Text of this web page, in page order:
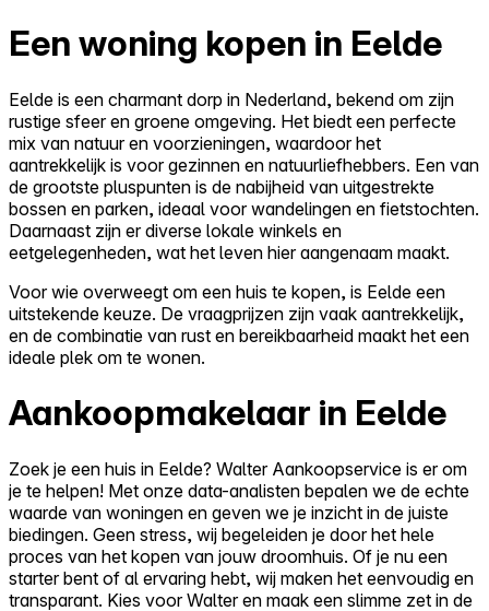
Een woning kopen in Eelde
Eelde is een charmant dorp in Nederland, bekend om zijn
rustige sfeer en groene omgeving. Het biedt een perfecte
mix van natuur en voorzieningen, waardoor het
aantrekkelijk is voor gezinnen en natuurliefhebbers. Een van
de grootste pluspunten is de nabijheid van uitgestrekte
bossen en parken, ideaal voor wandelingen en fietstochten.
Daarnaast zijn er diverse lokale winkels en
eetgelegenheden, wat het leven hier aangenaam maakt.
Voor wie overweegt om een huis te kopen, is Eelde een
uitstekende keuze. De vraagprijzen zijn vaak aantrekkelijk,
en de combinatie van rust en bereikbaarheid maakt het een
ideale plek om te wonen.
Aankoopmakelaar in Eelde
Zoek je een huis in Eelde? Walter Aankoopservice is er om
je te helpen! Met onze data-analisten bepalen we de echte
waarde van woningen en geven we je inzicht in de juiste
biedingen. Geen stress, wij begeleiden je door het hele
proces van het kopen van jouw droomhuis. Of je nu een
starter bent of al ervaring hebt, wij maken het eenvoudig en
transparant. Kies voor Walter en maak een slimme zet in de